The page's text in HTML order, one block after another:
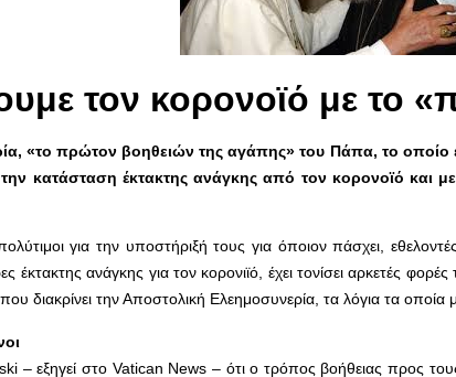
τον κορονοϊό με το
«το πρώτον βοηθειών της αγάπης» του Πάπα, το οποίο
κατάσταση έκτακτης ανάγκης από τον κορονοϊό
πολύτιμοι για την υποστήριξή τους για όποιον πάσχει,
έκτακτης ανάγκης για τον κορονιϊό, έχει τονίσει αρκετές
διακρίνει την Αποστολική Ελεημοσυνερία, τα λόγια τα
– εξηγεί στο Vatican News – ότι ο τρόπος βοήθειας προς